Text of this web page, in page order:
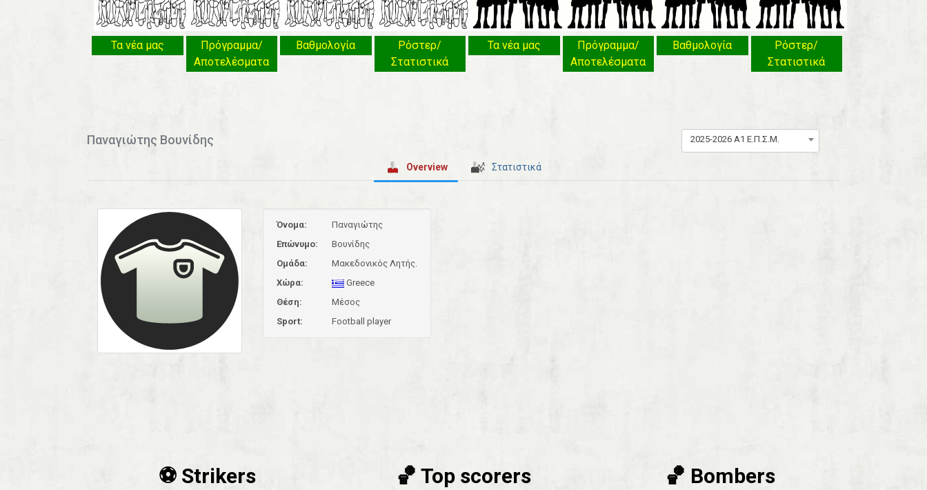
Τα νέα μας
Πρόγραμμα/
Αποτελέσματα
Βαθμολογία
Ρόστερ/
Στατιστικά
Τα νέα μας
Πρόγραμμα/
Αποτελέσματα
Βαθμολογία
Ρόστερ/
Στατιστικά
2025-2026 Α1 Ε.Π.Σ.Μ.
Παναγιώτης Βουνίδης
Overview Στατιστικά
Όνομα:
Παναγιώτης
Επώνυμο:
Βουνίδης
Ομάδα:
Μακεδονικός Λητής.
Χώρα:
Greece
Θέση:
Μέσος
Sport:
Football player
⚽️ Strikers 🏀 Top scorers 🏀 Bombers